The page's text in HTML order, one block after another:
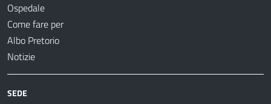
Ospedale
Come fare per
Albo Pretorio
Notizie
SEDE